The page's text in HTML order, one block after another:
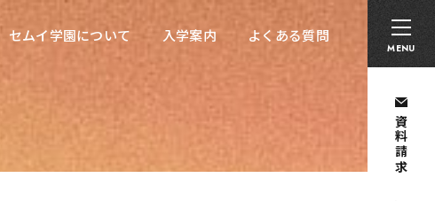
MENU
セムイ学園について 入学案内 よくある質問
資料請求
採用担当者の方へ 留学生の方へ
セムイ学園について 入学案内 よくある質問